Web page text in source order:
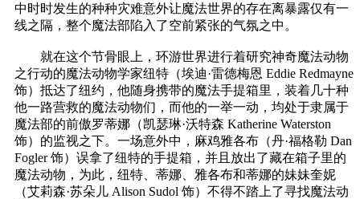
中时时发生的种种灾难意外让魔法世界的存在离暴露仅有一
线之隔，整个魔法部陷入了空前紧张的气氛之中。
就在这个节骨眼上，环游世界进行着研究神奇魔法动物
之行动的魔法动物学家纽特（埃迪·雷德梅恩 Eddie Redmayne
饰）抵达了纽约，他随身携带的魔法手提箱里，装着几十种
他一路营救的魔法动物们，而他的一举一动，均处于隶属于
魔法部的前傲罗蒂娜（凯瑟琳·沃特森 Katherine Waterston
饰）的监视之下。一场意外中，麻鸡雅各布（丹·福格勒 Dan
Fogler 饰）误拿了纽特的手提箱，并且放出了藏在箱子里的
魔法动物，为此，纽特、蒂娜、雅各布和蒂娜的妹妹奎妮
（艾莉森·苏朵儿 Alison Sudol 饰）不得不踏上了寻找魔法动